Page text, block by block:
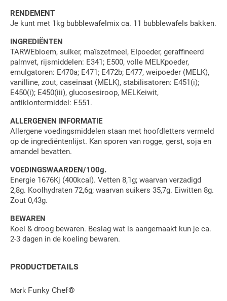
RENDEMENT
Je kunt met 1kg bubblewafelmix ca. 11 bubblewafels bakken.
INGREDIËNTEN
TARWEbloem, suiker, maïszetmeel, EIpoeder, geraffineerd
palmvet, rijsmiddelen: E341; E500, volle MELKpoeder,
emulgatoren: E470a; E471; E472b; E477, weipoeder (MELK),
vanilline, zout, caseïnaat (MELK), stabilisatoren: E451(i);
E450(i); E450(iii), glucosesiroop, MELKeiwit,
antiklontermiddel: E551.
ALLERGENEN INFORMATIE
Allergene voedingsmiddelen staan met hoofdletters vermeld
op de ingrediëntenlijst. Kan sporen van rogge, gerst, soja en
amandel bevatten.
VOEDINGSWAARDEN/100g.
Energie 1676Kj (400kcal). Vetten 8,1g; waarvan verzadigd
2,8g. Koolhydraten 72,6g; waarvan suikers 35,7g. Eiwitten 8g.
Zout 0,43g.
BEWAREN
Koel & droog bewaren. Beslag wat is aangemaakt kun je ca.
2-3 dagen in de koeling bewaren.
PRODUCTDETAILS
Merk Funky Chef®